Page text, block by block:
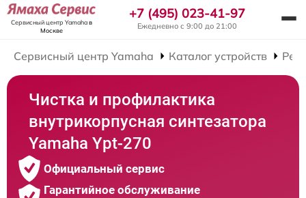
Сервисный центр Yamahaв
Москве
+7 (495) 023-41-97
Ежедневно с 9:00 до 21:00
Сервисный центр Yamaha Каталог устройств
Чистка и профилактика
внутрикорпусная синтезатора
Yamaha Ypt-270
Официальный сервис
Гарантийное обслуживание